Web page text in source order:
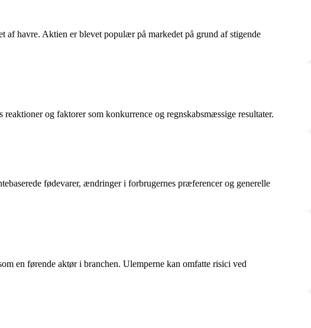
af havre. Aktien er blevet populær på markedet på grund af stigende
og faktorer som konkurrence og regnskabsmæssige resultater.
fødevarer, ændringer i forbrugernes præferencer og generelle
en førende aktør i branchen. Ulemperne kan omfatte risici ved